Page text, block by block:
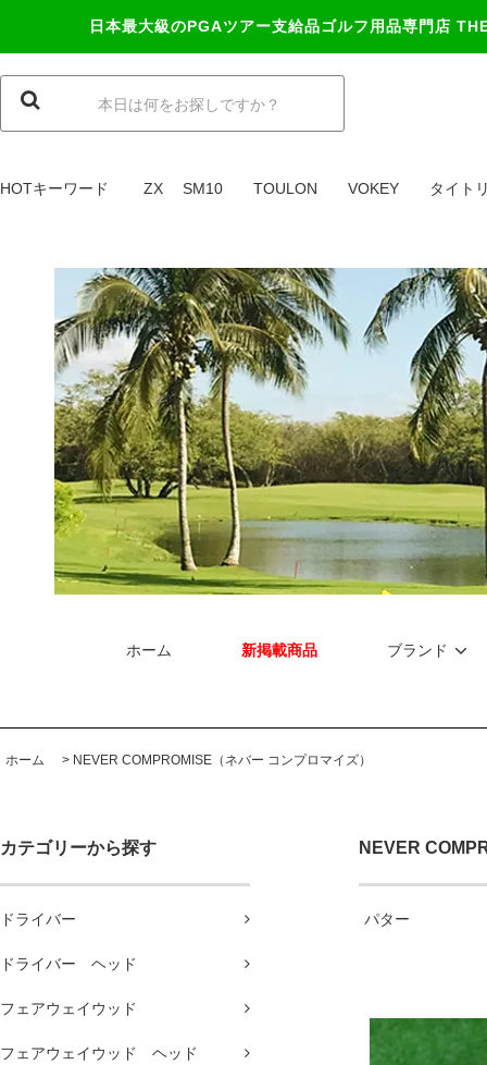
日本最大級のPGAツアー支給品ゴルフ用品専門店
HOTキーワード ZX SM10 TOULON VOKEY タイト
ホーム 新掲載商品 ブランド
ホーム > NEVER COMPROMISE（ネバー コンプロマイズ）
カテゴリーから探す
ドライバー
ドライバー ヘッド
フェアウェイウッド
フェアウェイウッド ヘッド
NEVER
パター